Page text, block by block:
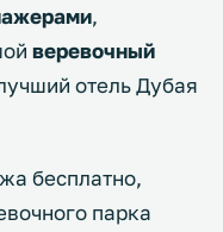
,
веревочный
отель Дубая
бесплатно,
парка